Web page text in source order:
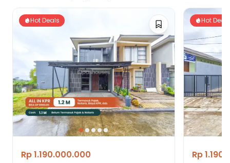
Hot Deals
Rp 1.190.000.000
Hot Deals
Rp